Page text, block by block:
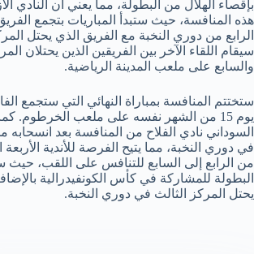
بإقصاء الهلال من البطولة، مما يعني أن النادي
هذه المنافسة، حيث ستبدأ المباريات بتجمع
الرابع من دوري النخبة مع الفريق الذي يحتل
سيقام اللقاء الآخر بين الفريقين الذين يحتلان
والسابع على ملعب المدينة الرياضية.
ستختتم المنافسة بمباراة النهائي التي ستجمع
يوم 15 من الشهر نفسه على ملعب الخرطوم.
السوداني نادي الفلاح من المنافسة بعد انسحابه
في دوري النخبة، مما يتيح الفرصة للأندية
من الرابع إلى السابع للتنافس على اللقب، حيث
البطولة للمشاركة في كأس الكونفيدرالية
يحتل المركز الثالث في دوري النخبة.